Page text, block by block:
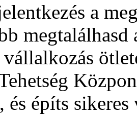
a
megtalálhasd
és építs